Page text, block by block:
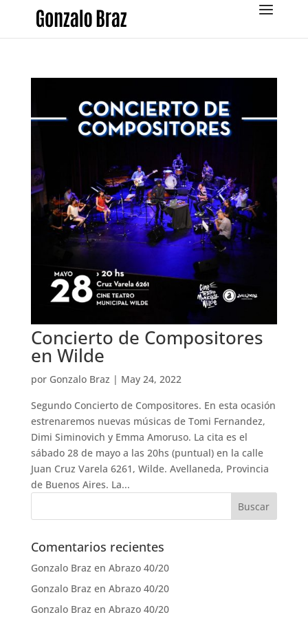
Concierto de Compositores
en Wilde
por Gonzalo Braz | May 24, 2022
Segundo Concierto de Compositores. En esta ocasión
estrenaremos nuevas músicas de Tomi Fernandez,
Dimi Siminovich y Emma Amoruso. La cita es el
sábado 28 de mayo a las 20hs (puntual) en la calle
Juan Cruz Varela 6261, Wilde. Avellaneda, Provincia
de Buenos Aires. La...
Comentarios recientes
Gonzalo Braz en Abrazo 40/20
Gonzalo Braz en Abrazo 40/20
Gonzalo Braz en Abrazo 40/20